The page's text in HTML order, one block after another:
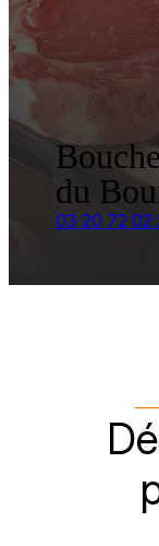
du
03 20 72 02